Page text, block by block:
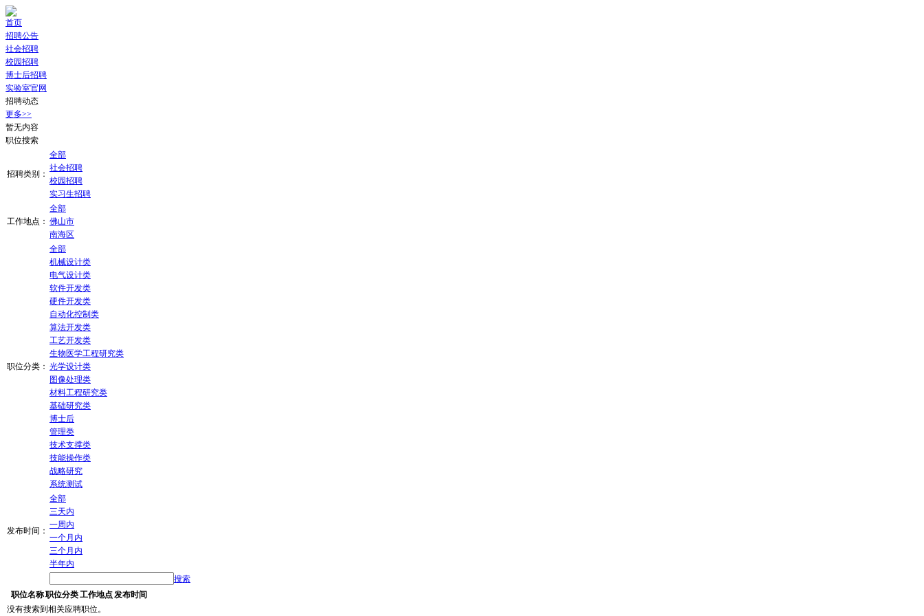
首页
招聘公告
社会招聘
校园招聘
博士后招聘
实验室官网
招聘动态
更多>>
暂无内容
职位搜索
招聘类别：
全部
社会招聘
校园招聘
实习生招聘
工作地点：
全部
佛山市
南海区
职位分类：
全部
机械设计类
电气设计类
软件开发类
硬件开发类
自动化控制类
算法开发类
工艺开发类
生物医学工程研究类
光学设计类
图像处理类
材料工程研究类
基础研究类
博士后
管理类
技术支撑类
技能操作类
战略研究
系统测试
发布时间：
全部
三天内
一周内
一个月内
三个月内
半年内
搜索
职位名称职位分类工作地点发布时间
没有搜索到相关应聘职位。